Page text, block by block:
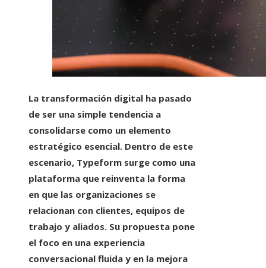
La transformación digital ha pasado
de ser una simple tendencia a
consolidarse como un elemento
estratégico esencial. Dentro de este
escenario, Typeform surge como una
plataforma que reinventa la forma
en que las organizaciones se
relacionan con clientes, equipos de
trabajo y aliados. Su propuesta pone
el foco en una experiencia
conversacional fluida y en la mejora